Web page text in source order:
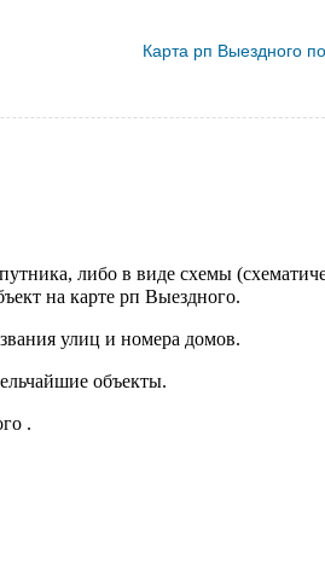
Карта рп Выездного
либо в виде схемы
на карте рп Выездного.
улиц и номера домов.
объекты.
.